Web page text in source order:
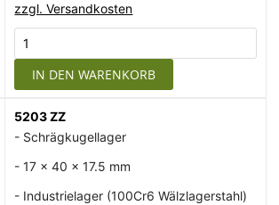
zzgl. Versandkosten
IN DEN WARENKORB
5203 ZZ
- Schrägkugellager
- 17 x 40 x 17.5 mm
- Industrielager (100Cr6 Wälzlagerstahl)